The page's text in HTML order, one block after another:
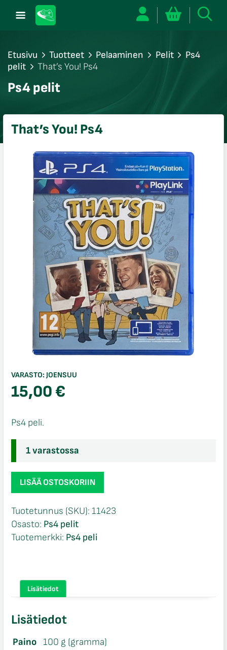
Etusivu Tuotteet Pelaaminen Pelit
Ps4
pelit
That’s You! Ps4
Ps4 pelit
That’s You! Ps4
VARASTO: JOENSUU
15,00€
Ps4 peli.
1 varastossa
That's
You!
määrä
LISÄÄ OSTOSKORIIN
Tuotetunnus (SKU): 11423
Osasto: Ps4 pelit
Tuotemerkki: Ps4 peli
Lisätiedot
Lisätiedot
Paino 100 g (gramma)
sulje
sulje